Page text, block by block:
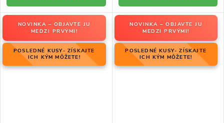
NOVINKA – OBJAVTE JU
MEDZI PRVÝMI!
POSLEDNÉ KUSY- ZÍSKAJTE
ICH KÝM MÔŽETE!
NOVINKA – OBJAVTE JU
MEDZI PRVÝMI!
POSLEDNÉ KUSY- ZÍSKAJTE
ICH KÝM MÔŽETE!